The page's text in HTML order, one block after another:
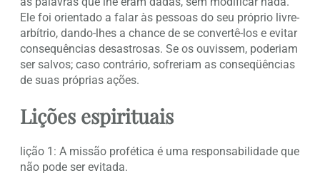
Ele foi orientado a falar às pessoas do seu próprio livre-
arbítrio, dando-lhes a chance de se convertê-los e evitar
consequências desastrosas. Se os ouvissem, poderiam
ser salvos; caso contrário, sofreriam as conseqüências
de suas próprias ações.
Lições espirituais
lição 1: A missão profética é uma responsabilidade que
não pode ser evitada.